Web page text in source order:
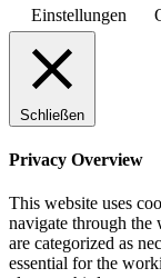
Einstellungen
Schließen
Privacy Overview
This website uses
navigate through the
are categorized as
essential for the